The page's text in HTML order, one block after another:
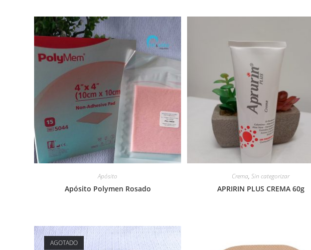
Apósito
Apósito Polymen Rosado
Crema, Sin categorizar
APRIRIN PLUS CREMA 60g
AGOTADO